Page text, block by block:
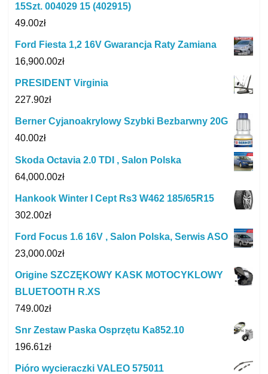
15Szt. 004029 15 (402915)
49.00zł
Ford Fiesta 1,2 16V Gwarancja Raty Zamiana
16,900.00zł
PRESIDENT Virginia
227.90zł
Berner Cyjanoakrylowy Szybki Bezbarwny 20G
40.00zł
Skoda Octavia 2.0 TDI , Salon Polska
64,000.00zł
Hankook Winter I Cept Rs3 W462 185/65R15
302.00zł
Ford Focus 1.6 16V , Salon Polska, Serwis ASO
23,000.00zł
Origine SZCZĘKOWY KASK MOTOCYKLOWY
BLUETOOTH R.XS
749.00zł
Snr Zestaw Paska Osprzętu Ka852.10
196.61zł
Pióro wycieraczki VALEO 575011